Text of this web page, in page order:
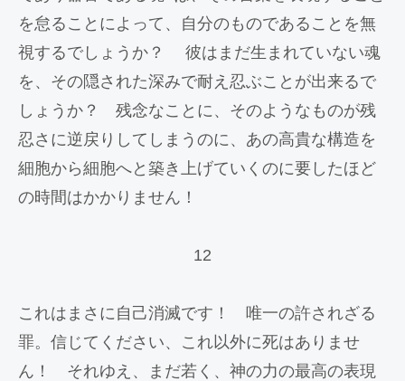
を怠ることによって、自分のものであることを無
視するでしょうか？ 彼はまだ生まれていない魂
を、その隠された深みで耐え忍ぶことが出来るで
しょうか？ 残念なことに、そのようなものが残
忍さに逆戻りしてしまうのに、あの高貴な構造を
細胞から細胞へと築き上げていくのに要したほど
の時間はかかりません！
12
これはまさに自己消滅です！ 唯一の許されざる
罪。信じてください、これ以外に死はありませ
ん！ それゆえ、まだ若く、神の力の最高の表現